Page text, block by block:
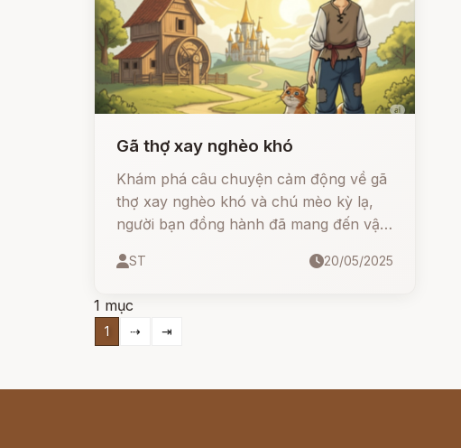
Gã thợ xay nghèo khó
Khám phá câu chuyện cảm động về gã
thợ xay nghèo khó và chú mèo kỳ lạ,
người bạn đồng hành đã mang đến vận
Grimm đầy ý nghĩa về lòng tốt và sự bất
ST 20/05/2025
1 mục
1 ⇢ ⇥